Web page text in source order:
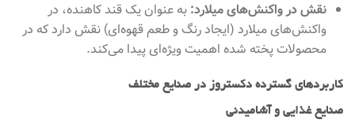
نقش در واکنش‌های میلارد: به عنوان یک قند کاهنده، در
واکنش‌های میلارد (ایجاد رنگ و طعم قهوه‌ای) نقش دارد که در
محصولات پخته شده اهمیت ویژه‌ای پیدا می‌کند.
کاربردهای گسترده دکستروز در صنایع مختلف
صنایع غذایی و آشامیدنی